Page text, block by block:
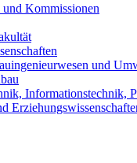
und Kommissionen
und
Informationstechnik,